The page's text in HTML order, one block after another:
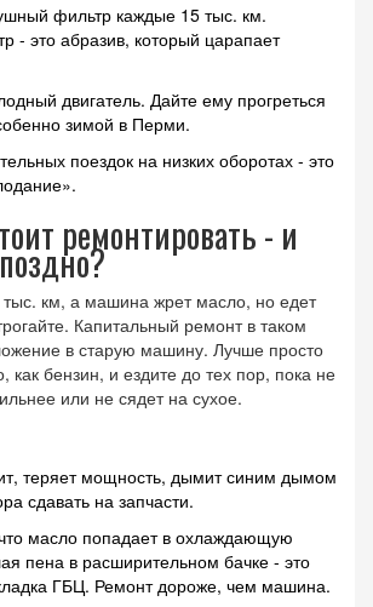
фильтр каждые 15 тыс. км.
- это абразив, который царапает
двигатель. Дайте ему прогреться
зимой в Перми.
поездок на низких оборотах - это
ремонтировать - и
тыс. км, а машина жрет масло, но едет
Капитальный ремонт в таком
в старую машину. Лучше просто
как бензин, и ездите до тех пор, пока не
или не сядет на сухое.
теряет мощность, дымит синим дымом
сдавать на запчасти.
масло попадает в охлаждающую
пена в расширительном бачке - это
ГБЦ. Ремонт дороже, чем машина.